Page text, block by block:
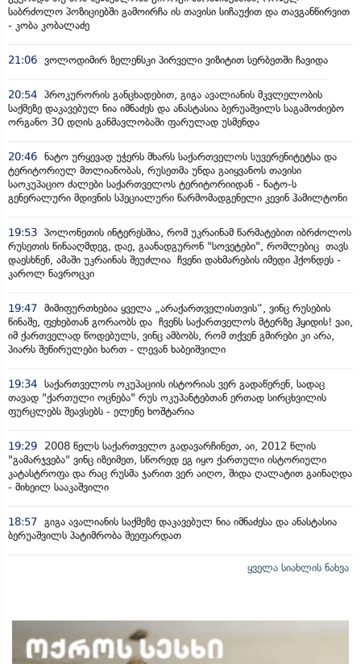
საბრძოლო პოზიციებში გამოირჩა ის თავისი სიჩაუქით და თავგანწირვით
- კობა კობალაძე
21:06 ვოლოდიმირ ზელენსკი პირველი ვიზიტით სერბეთში ჩავიდა
20:54 პროკურორის განცხადებით, გიგა ავალიანის მკვლელობის
საქმეზე დაკავებულ ნია იმნაძეს და ანასტასია ბერუაშვილს საგამოძიებო
ორგანო 30 დღის განმავლობაში ფარულად უსმენდა
20:46 ნატო ურყევად უჭერს მხარს საქართველოს სუვერენიტეტსა და
ტერიტორიულ მთლიანობას, რუსეთმა უნდა გაიყვანოს თავისი
საოკუპაციო ძალები საქართველოს ტერიტორიიდან - ნატო-ს
გენერალური მდივნის სპეციალური წარმომადგენელი კევინ ჰამილტონი
19:53 პოლონეთის ინტერესშია, რომ უკრაინამ წარმატებით იბრძოლოს
რუსეთის წინააღმდეგ, დაე, გაანადგურონ "სოვეტები", რომლებიც თავს
დაესხნენ, ამაში უკრაინას შეუძლია ჩვენი დახმარების იმედი ჰქონდეს -
კაროლ ნავროცკი
19:47 მიმიფურთხებია ყველა „არაქართველისთვის“, ვინც რუსების
წინაშე, ფეხებთან გორაობს და ჩვენს საქართველოს მტერზე ჰყიდის! ვაი,
იმ ქართველად წოდებულს, ვინც ამბობს, რომ თქვენ გმირები კი არა,
პიარს შეწირულები ხართ - ლევან ხაბეიშვილი
19:34 საქართველოს ოკუპაციის ისტორიას ვერ გადაწერენ, სადაც
თავად "ქართული ოცნება" რუს ოკუპანტებთან ერთად სირცხვილის
ფურცლებს შეავსებს - ელენე ხოშტარია
19:29
2008 წელს საქართველო გადავარჩინეთ, აი, 2012 წლის
"გამარჯვება" ვინც იზეიმეთ, სწორედ ეგ იყო ქართული ისტორიული
კატასტროფა და რაც რუსმა ჯარით ვერ აიღო, შიდა ღალატით გაინაღდა
- მიხეილ სააკაშვილი
18:57 გიგა ავალიანის საქმეზე დაკავებულ ნია იმნაძესა და ანასტასია
ბერუაშვილს პატიმრობა შეეფარდათ
ყველა სიახლის ნახვა